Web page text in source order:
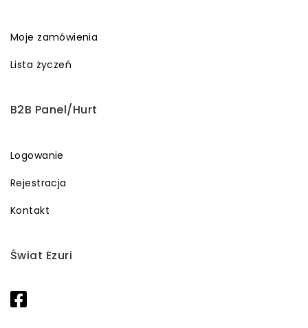
Moje zamówienia
Lista życzeń
B2B Panel/Hurt
Logowanie
Rejestracja
Kontakt
Świat Ezuri